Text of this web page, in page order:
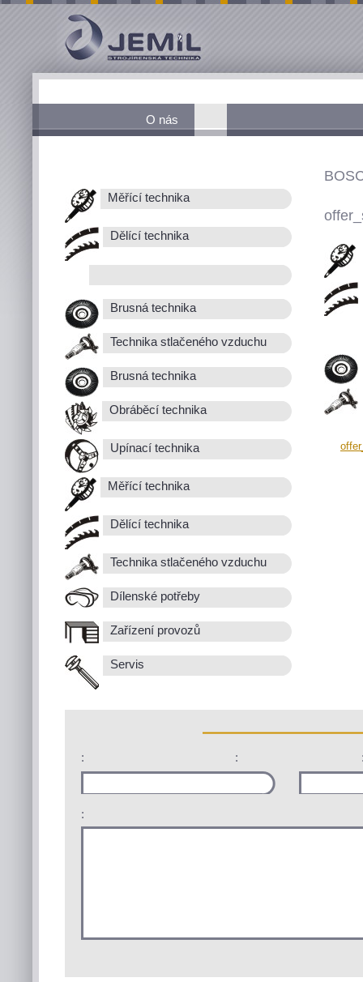
O nás
Měřící technika
Dělící technika
Brusná technika
Technika stlačeného vzduchu
Brusná technika
Obráběcí technika
Upínací technika
Měřící technika
Dělící technika
Technika stlačeného vzduchu
Dílenské potřeby
Zařízení provozů
Servis
: :
: